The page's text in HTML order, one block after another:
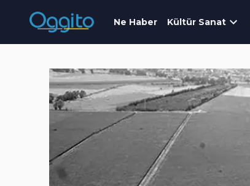
Ne Haber Kültür Sanat